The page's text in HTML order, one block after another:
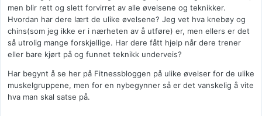
men blir rett og slett forvirret av alle øvelsene og teknikker.
Hvordan har dere lært de ulike øvelsene? Jeg vet hva knebøy og
chins(som jeg ikke er i nærheten av å utføre) er, men ellers er det
så utrolig mange forskjellige. Har dere fått hjelp når dere trener
eller bare kjørt på og funnet teknikk underveis?
Har begynt å se her på Fitnessbloggen på ulike øvelser for de ulike
muskelgruppene, men for en nybegynner så er det vanskelig å vite
hva man skal satse på.